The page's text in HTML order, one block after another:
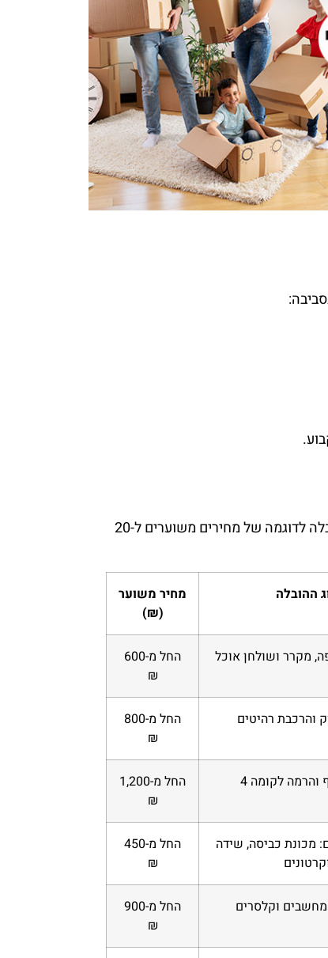
מחירי ההובלה משתנים לפי מרחק, סוג התכולה, קומות, מעליות ועוד. הנה טבלה לדוגמה של מחירים משוערים ל-20
ההובלה
מחיר משוער
(₪)
מקרר ושולחן אוכל
החל מ-600
₪
והרכבת רהיטים
החל מ-800
₪
והרמה לקומה 4
החל מ-1,200
₪
מכונת כביסה, שידה
החל מ-450
₪
וקלסרים
החל מ-900
₪